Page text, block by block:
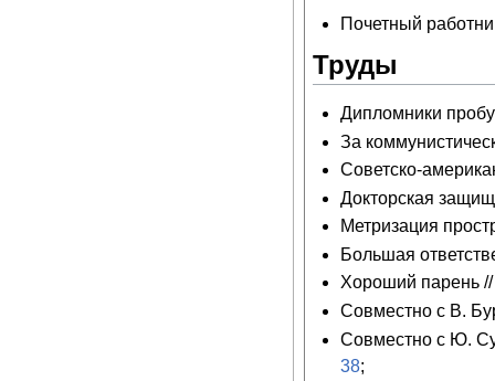
Почетный
Труды
Дипломники
За
Советско-
Докторская
Метризация
Большая
Хороший парень
Совместно с В.
Совместно с Ю.
38;